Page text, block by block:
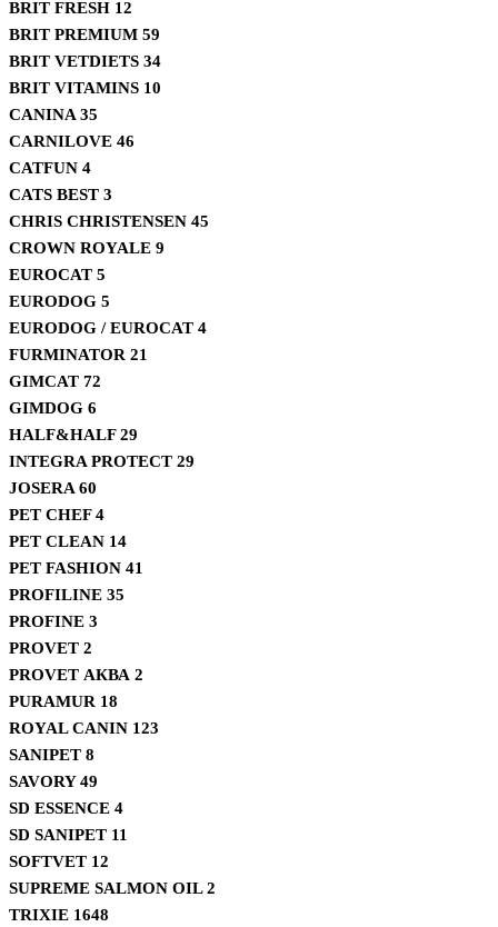
BRIT FRESH 12
BRIT PREMIUM 59
BRIT VETDIETS 34
BRIT VITAMINS 10
CANINA 35
CARNILOVE 46
CATFUN 4
CATS BEST 3
CHRIS CHRISTENSEN 45
CROWN ROYALE 9
EUROCAT 5
EURODOG 5
EURODOG / EUROCAT 4
FURMINATOR 21
GIMCAT 72
GIMDOG 6
HALF&HALF29
INTEGRA PROTECT 29
JOSERA 60
PET CHEF4
PET CLEAN 14
PET FASHION 41
PROFILINE 35
PROFINE 3
PROVET 2
PROVET АКВА 2
PURAMUR 18
ROYAL CANIN 123
SANIPET 8
SAVORY49
SD ESSENCE 4
SD SANIPET 11
SOFTVET 12
SUPREME SALMON OIL2
TRIXIE 1648